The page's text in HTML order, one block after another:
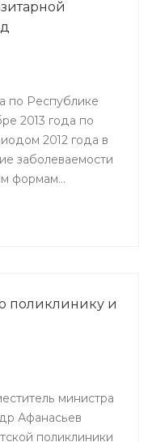
по Республике
2013 года по
2012 года в
заболеваемости
формам...
поликлинику и
министра
Афанасьев
поликлиники